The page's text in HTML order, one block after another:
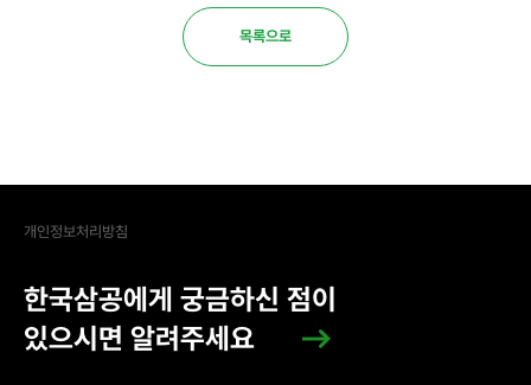
목록으로
개인정보처리방침
한국삼공에게 궁금하신 점이
있으시면 알려주세요